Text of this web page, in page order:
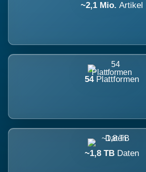
~2,1 Mio. Artikel
54 Plattformen
~1,8 TB Daten